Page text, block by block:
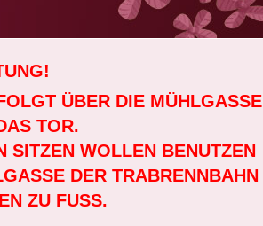
ÜBER DIE MÜHLGASSE
TOR.
SITZEN WOLLEN BENUTZEN
DER TRABRENNBAHN
ZU FUSS.